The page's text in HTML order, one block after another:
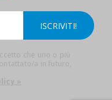
che uno o più
a in futuro,
»